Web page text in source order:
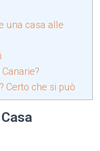
una casa alle
Certo che si può